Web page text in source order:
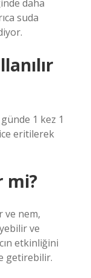
daha
suda
1 kez 1
eritilerek
mi?
ve nem,
ve
etkinliğini
getirebilir.